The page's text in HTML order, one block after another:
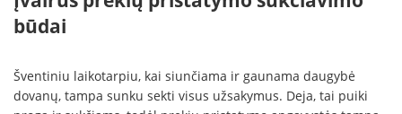
būdai
Šventiniu laikotarpiu, kai siunčiama ir gaunama daugybė
dovanų, tampa sunku sekti visus užsakymus. Deja, tai puiki